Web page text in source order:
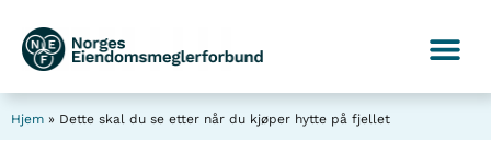
Hjem » Dette skal du se etter når du kjøper hytte på fjellet